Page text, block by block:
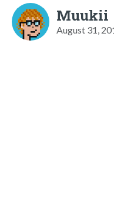
Muukii
August 31,